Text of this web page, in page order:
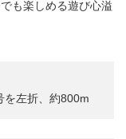
も楽しめる遊び心溢